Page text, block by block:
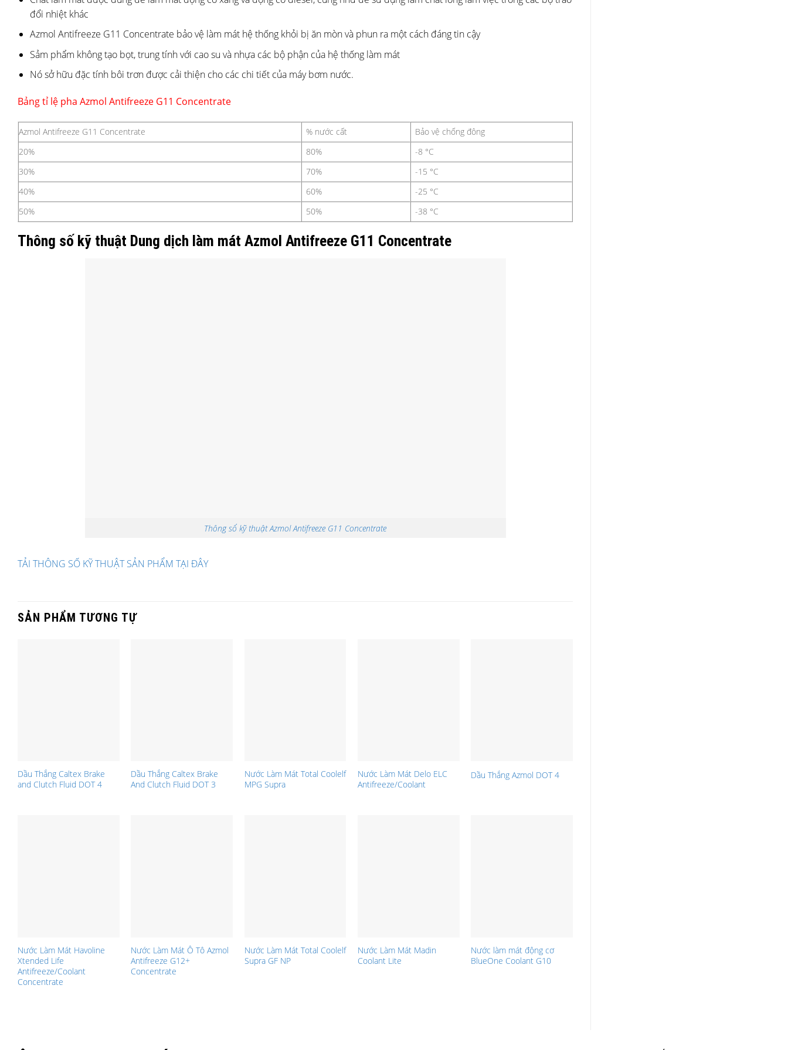
đổi nhiệt khác
Azmol Antifreeze G11 Concentrate bảo vệ làm mát hệ thống khỏi bị ăn mòn và phun ra một cách đáng tin cậy
Sảm phẩm không tạo bọt, trung tính với cao su và nhựa các bộ phận của hệ thống làm mát
Nó sở hữu đặc tính bôi trơn được cải thiện cho các chi tiết của máy bơm nước.
Bảng tỉ lệ pha Azmol Antifreeze G11 Concentrate
Azmol Antifreeze G11 Concentrate % nước cất
Bảo vệ chống đông
20%
80%
-8 °С
30%
70%
-15 °С
40%
60%
-25 °С
50%
50% -38 °С
Thông số kỹ thuật Dung dịch làm mát Azmol Antifreeze G11 Concentrate
Thông số kỹ thuật Azmol Antifreeze G11 Concentrate
TẢI THÔNG SỐ KỸ THUẬT SẢN PHẨM TẠI ĐÂY
SẢN PHẨM TƯƠNG TỰ
Dầu Thắng Caltex Brake
and Clutch Fluid DOT 4
Dầu Thắng Caltex Brake
And Clutch Fluid DOT 3
Nước Làm Mát Total Coolelf
MPG Supra
Nước Làm Mát Delo ELC
Antifreeze/Coolant
Dầu Thắng Azmol DOT 4
Nước Làm Mát Havoline
Xtended Life
Antifreeze/Coolant
Concentrate
Nước Làm Mát Ô Tô Azmol
Antifreeze G12+
Concentrate
Nước Làm Mát Total Coolelf
Supra GF NP
Nước Làm Mát Madin
Coolant Lite
Nước làm mát động cơ
BlueOne Coolant G10